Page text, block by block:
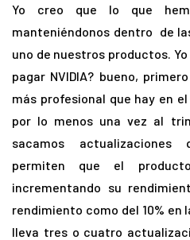
Yo creo que lo que
manteniéndonos dentro de
uno de nuestros productos.
pagar NVIDIA? bueno,
más profesional que hay en
por lo menos una vez al
sacamos
permiten que el
incrementando su
rendimiento como del 10% en
lleva tres o cuatro